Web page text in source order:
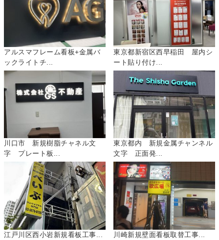
アルスマフレーム看板+金属バ
ックライトチ...
東京都新宿区西早稲田 屋内シ
ート貼り付け...
川口市 新規樹脂チャネル文
字 プレート板...
東京都内 新規金属チャンネル
文字 正面発...
江戸川区西小岩新規看板工事... 川崎新規壁面看板取替工事...